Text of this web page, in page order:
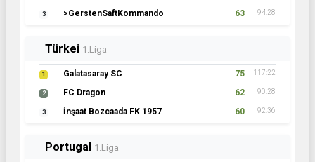
3 >GerstenSaftKommando 63 94:28
Türkei 1.Liga
1 Galatasaray SC 75 117:22
2 FC Dragon 62 90:28
3 İnşaat Bozcaada FK 1957 60 92:36
Portugal 1.Liga